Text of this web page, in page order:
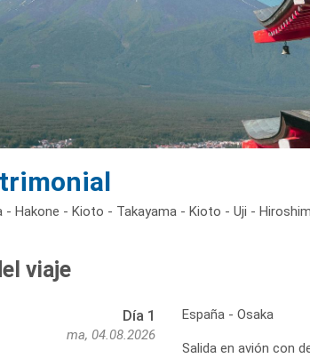
- Hakone - Kioto - Takayama - Kioto - Uji -
viaje
Día 1
ma, 04.08.2026
España - Osaka
Salida en avión con